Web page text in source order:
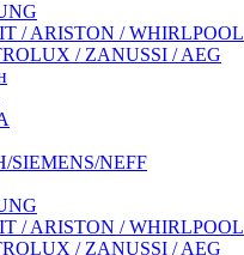
/ ARISTON / WHIRLPOOL
/ ZANUSSI / AEG
SIEMENS/NEFF
/ ARISTON / WHIRLPOOL
/ ZANUSSI / AEG